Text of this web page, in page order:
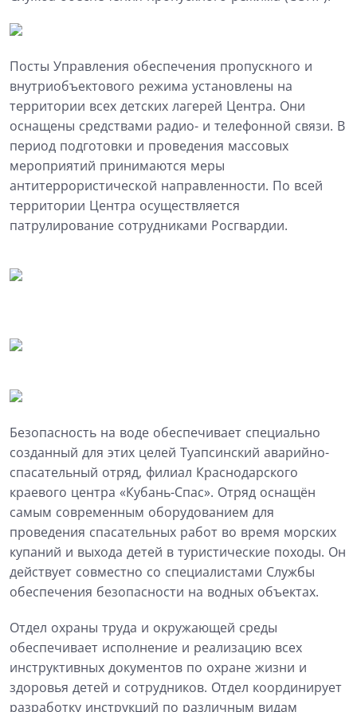
Посты Управления обеспечения пропускного и
внутриобъектового режима установлены на
территории всех детских лагерей Центра. Они
оснащены средствами радио- и телефонной связи. В
период подготовки и проведения массовых
мероприятий принимаются меры
антитеррористической направленности. По всей
территории Центра осуществляется
патрулирование сотрудниками Росгвардии.
Безопасность на воде обеспечивает специально
созданный для этих целей Туапсинский аварийно-
спасательный отряд, филиал Краснодарского
краевого центра «Кубань-Спас». Отряд оснащён
самым современным оборудованием для
проведения спасательных работ во время морских
купаний и выхода детей в туристические походы. Он
действует совместно со специалистами Службы
обеспечения безопасности на водных объектах.
Отдел охраны труда и окружающей среды
обеспечивает исполнение и реализацию всех
инструктивных документов по охране жизни и
здоровья детей и сотрудников. Отдел координирует
разработку инструкций по различным видам